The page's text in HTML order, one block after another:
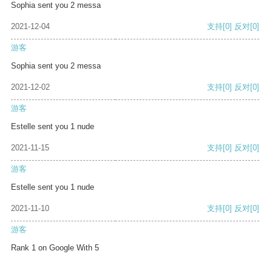
Sophia sent you 2 messa
2021-12-04 支持[0] 反对[0]
游客
Sophia sent you 2 messa
2021-12-02 支持[0] 反对[0]
游客
Estelle sent you 1 nude
2021-11-15 支持[0] 反对[0]
游客
Estelle sent you 1 nude
2021-11-10 支持[0] 反对[0]
游客
Rank 1 on Google With 5